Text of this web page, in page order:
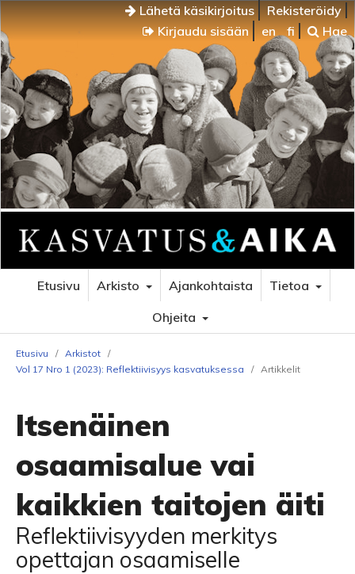
Lähetä käsikirjoitus
Rekisteröidy
Kirjaudu sisään
en fi Hae
Etusivu Arkisto Ajankohtaista
Tietoa
Ohjeita
Etusivu / Arkistot /
Vol 17 Nro 1 (2023): Reflektiivisyys kasvatuksessa
/ Artikkelit
Itsenäinen
osaamisalue vai
kaikkien taitojen äiti
Reflektiivisyyden merkitys
opettajan osaamiselle